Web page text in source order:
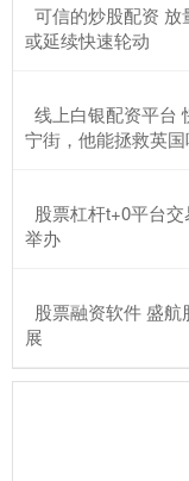
可信的炒股配资
或延续快速轮动
线上白银配资平台
宁街，他能拯救英国
股票杠杆t+0平台
举办
股票融资软件 盛
展